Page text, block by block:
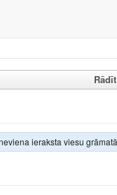
ieraksta viesu